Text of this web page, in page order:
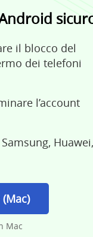
il blocco del
dei telefoni
l’account
Huawei,
Mac